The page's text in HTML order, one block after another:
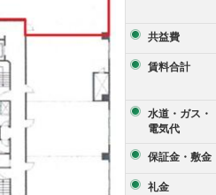
共益費
賃料合計
水道・ガス・
電気代
保証金・敷金
礼金